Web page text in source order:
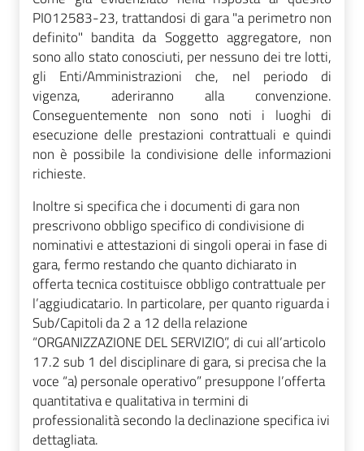
PI012583-23, trattandosi di gara "a perimetro non
definito" bandita da Soggetto aggregatore, non
sono allo stato conosciuti, per nessuno dei tre lotti,
gli Enti/Amministrazioni che, nel periodo di
vigenza, aderiranno alla convenzione.
Conseguentemente non sono noti i luoghi di
esecuzione delle prestazioni contrattuali e quindi
non è possibile la condivisione delle informazioni
richieste.
Inoltre si specifica che i documenti di gara non
prescrivono obbligo specifico di condivisione di
nominativi e attestazioni di singoli operai in fase di
gara, fermo restando che quanto dichiarato in
offerta tecnica costituisce obbligo contrattuale per
l’aggiudicatario. In particolare, per quanto riguarda i
Sub/Capitoli da 2 a 12 della relazione
“ORGANIZZAZIONE DEL SERVIZIO”, di cui all’articolo
17.2 sub 1 del disciplinare di gara, si precisa che la
voce “a) personale operativo” presuppone l’offerta
quantitativa e qualitativa in termini di
professionalità secondo la declinazione specifica ivi
dettagliata.